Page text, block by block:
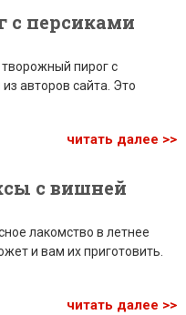
с персиками
пирог с
авторов сайта. Это
читать далее >>
с вишней
лакомство в летнее
и вам их приготовить.
читать далее >>